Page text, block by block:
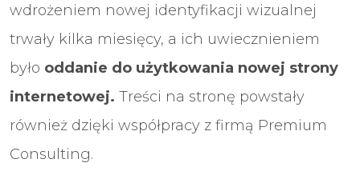
wdrożeniem nowej identyfikacji wizualnej
trwały kilka miesięcy, a ich uwiecznieniem
było oddanie do użytkowania nowej strony
internetowej. Treści na stronę powstały
również dzięki współpracy z firmą Premium
Consulting.